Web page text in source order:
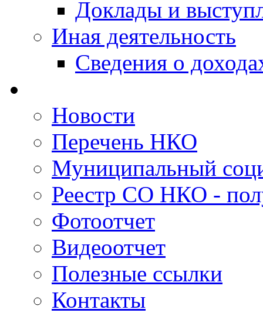
Доклады и
Иная деятельность
Сведения о
Новости
Перечень НКО
Муниципальный
Реестр СО НКО -
Фотоотчет
Видеоотчет
Полезные ссылки
Контакты